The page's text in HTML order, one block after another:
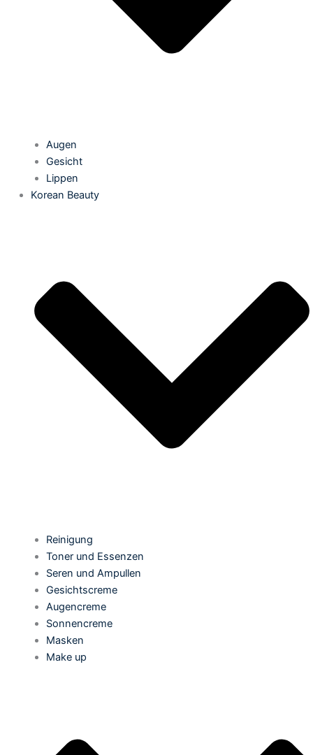
Augen
Gesicht
Lippen
Korean Beauty
Reinigung
Toner und Essenzen
Seren und Ampullen
Gesichtscreme
Augencreme
Sonnencreme
Masken
Make up